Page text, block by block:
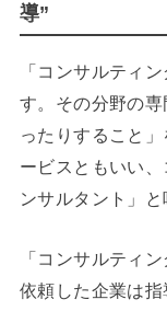
導”
「コンサルティ
す。その分野の
ったりすること
ービスともいい
ンサルタント」と
「コンサルティ
依頼した企業は